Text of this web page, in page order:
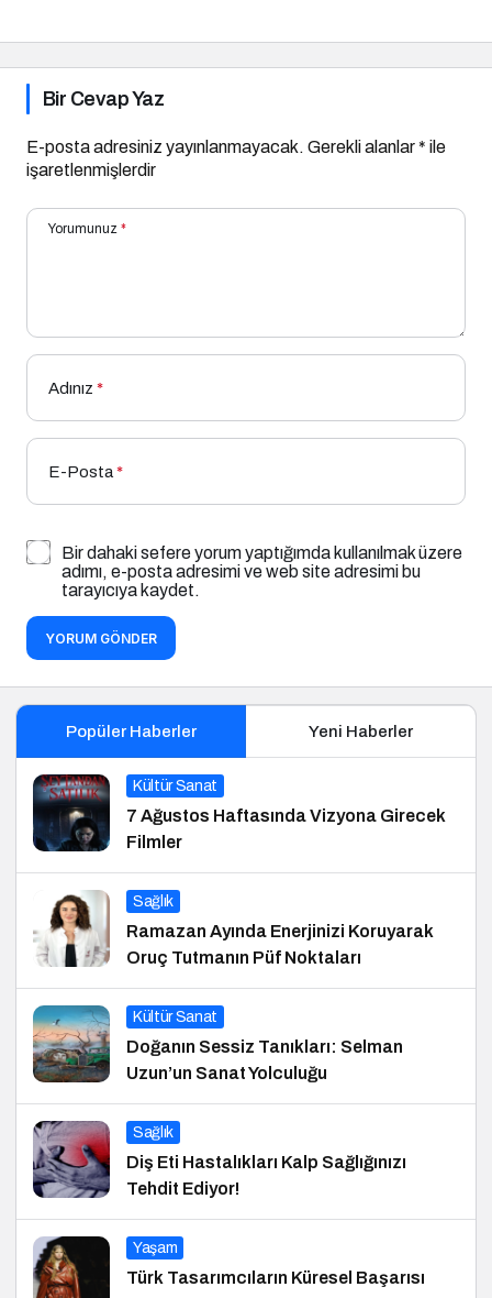
Bir Cevap Yaz
E-posta adresiniz yayınlanmayacak. Gerekli alanlar* ile
işaretlenmişlerdir
Yorumunuz *
Adınız *
E-Posta*
Bir dahaki sefere yorum yaptığımda kullanılmak üzere
adımı, e-posta adresimi ve web site adresimi bu
tarayıcıya kaydet.
YORUM GÖNDER
Popüler Haberler Yeni Haberler
Kültür Sanat
7 Ağustos Haftasında Vizyona Girecek
Filmler
Sağlık
Ramazan Ayında Enerjinizi Koruyarak
Oruç Tutmanın Püf Noktaları
Kültür Sanat
Doğanın Sessiz Tanıkları: Selman
Uzun’un Sanat Yolculuğu
Sağlık
Diş Eti Hastalıkları Kalp Sağlığınızı
Tehdit Ediyor!
Yaşam
Türk Tasarımcıların Küresel Başarısı